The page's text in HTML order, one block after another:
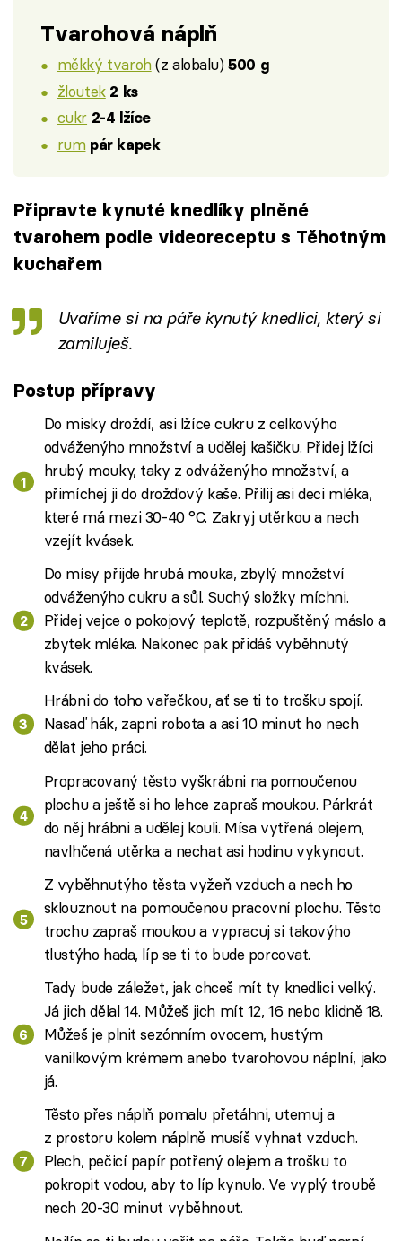
Tvarohová náplň
měkký tvaroh(z alobalu)500 g
žloutek 2 ks
cukr 2-4 lžíce
rum pár kapek
Připravte kynuté knedlíky plněné
tvarohem podle videoreceptu s Těhotným
kuchařem
Failed to fetch
Uvaříme si na páře kynutý knedlici, který si
zamiluješ.
Postup přípravy
Do misky droždí, asi lžíce cukru z celkovýho
odváženýho množství a udělej kašičku. Přidej lžíci
hrubý mouky, taky z odváženýho množství, a
přimíchej ji do drožďový kaše. Přilij asi deci mléka,
které má mezi 30-40 °C. Zakryj utěrkou a nech
vzejít kvásek.
Do mísy přijde hrubá mouka, zbylý množství
odváženýho cukru a sůl. Suchý složky míchni.
Přidej vejce o pokojový teplotě, rozpuštěný máslo a
zbytek mléka. Nakonec pak přidáš vyběhnutý
kvásek.
Hrábni do toho vařečkou, ať se ti to trošku spojí.
Nasaď hák, zapni robota a asi 10 minut ho nech
dělat jeho práci.
Propracovaný těsto vyškrábni na pomoučenou
plochu a ještě si ho lehce zapraš moukou. Párkrát
do něj hrábni a udělej kouli. Mísa vytřená olejem,
navlhčená utěrka a nechat asi hodinu vykynout.
Z vyběhnutýho těsta vyžeň vzduch a nech ho
sklouznout na pomoučenou pracovní plochu. Těsto
trochu zapraš moukou a vypracuj si takovýho
tlustýho hada, líp se ti to bude porcovat.
Tady bude záležet, jak chceš mít ty knedlici velký.
Já jich dělal 14. Můžeš jich mít 12, 16 nebo klidně 18.
Můžeš je plnit sezónním ovocem, hustým
vanilkovým krémem anebo tvarohovou náplní, jako
já.
Těsto přes náplň pomalu přetáhni, utemuj a
z prostoru kolem náplně musíš vyhnat vzduch.
Plech, pečicí papír potřený olejem a trošku to
pokropit vodou, aby to líp kynulo. Ve vyplý troubě
nech 20-30 minut vyběhnout.